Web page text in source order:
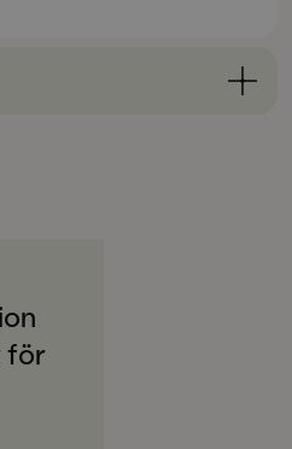
Andersson.
som passar den
Burritobanditerna
för